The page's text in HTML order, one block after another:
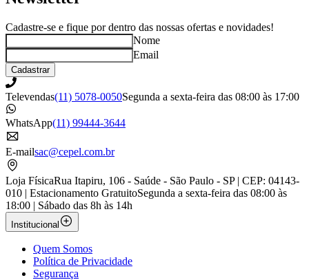
Cadastre-se e fique por dentro das nossas ofertas e novidades!
Nome
Email
Cadastrar
Televendas(11) 5078-0050Segunda a sexta-feira das 08:00 às 17:00
WhatsApp(11) 99444-3644
E-mailsac@cepel.com.br
Loja FísicaRua Itapiru, 106 - Saúde - São Paulo - SP | CEP: 04143-
010 | Estacionamento GratuitoSegunda a sexta-feira das 08:00 às
18:00 | Sábado das 8h às 14h
Institucional
Quem Somos
Política de Privacidade
Segurança